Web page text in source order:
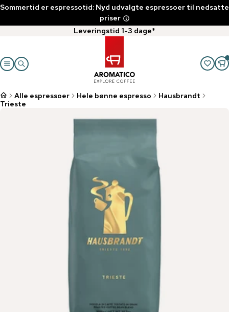
Sommertid er espressotid: Nyd udvalgte espressoer til nedsatte
priser
Leveringstid 1-3 dage*
Alle espressoer Hele bønne espresso
Hausbrandt
Trieste